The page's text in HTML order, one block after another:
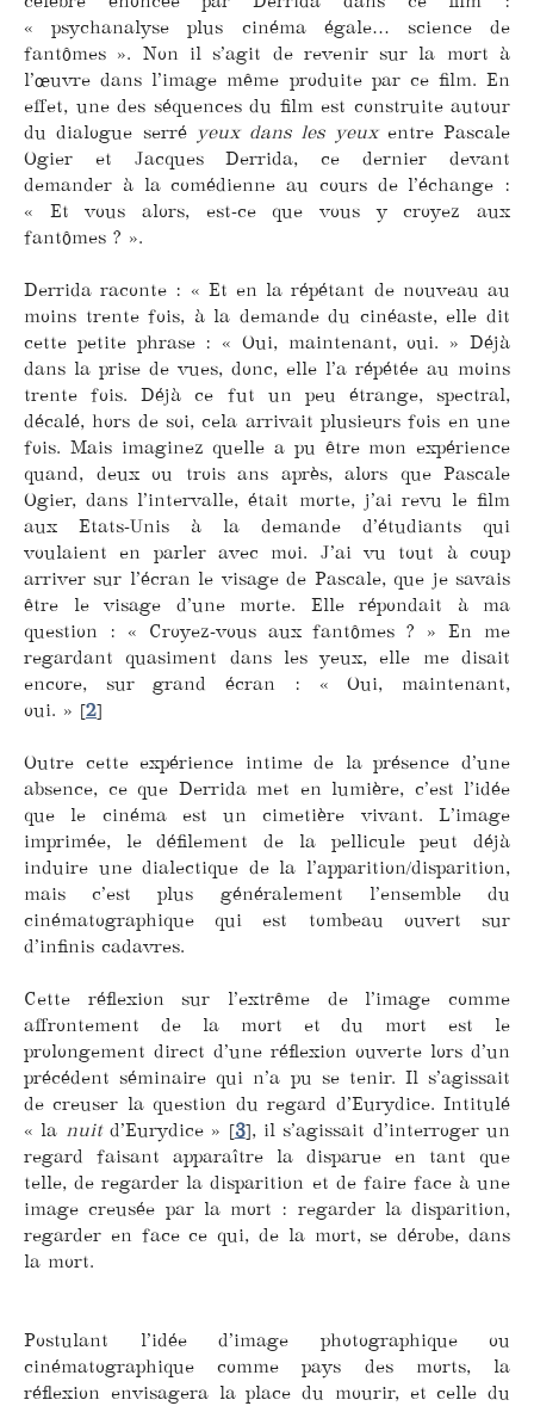
« psychanalyse plus cinéma égale… science de
fantômes ». Non il s’agit de revenir sur la mort à
l’œuvre dans l’image même produite par ce film. En
effet, une des séquences du film est construite autour
du dialogue serré yeux dans les yeuxentre Pascale
Ogier et Jacques Derrida, ce dernier devant
demander à la comédienne au cours de l’échange :
« Et vous alors, est-ce que vous y croyez aux
fantômes ? ».
Derrida raconte : « Et en la répétant de nouveau au
moins trente fois, à la demande du cinéaste, elle dit
cette petite phrase : « Oui, maintenant, oui. » Déjà
dans la prise de vues, donc, elle l’a répétée au moins
trente fois. Déjà ce fut un peu étrange, spectral,
décalé, hors de soi, cela arrivait plusieurs fois en une
fois. Mais imaginez quelle a pu être mon expérience
quand, deux ou trois ans après, alors que Pascale
Ogier, dans l’intervalle, était morte, j’ai revu le film
aux Etats-Unis à la demande d’étudiants qui
voulaient en parler avec moi. J’ai vu tout à coup
arriver sur l’écran le visage de Pascale, que je savais
être le visage d’une morte. Elle répondait à ma
question : « Croyez-vous aux fantômes ? » En me
regardant quasiment dans les yeux, elle me disait
encore, sur grand écran : « Oui, maintenant,
oui. » [2]
Outre cette expérience intime de la présence d’une
absence, ce que Derrida met en lumière, c’est l’idée
que le cinéma est un cimetière vivant. L’image
imprimée, le défilement de la pellicule peut déjà
induire une dialectique de la l’apparition/disparition,
mais c’est plus généralement l’ensemble du
cinématographique qui est tombeau ouvert sur
d’infinis cadavres.
Cette réflexion sur l’extrême de l’image comme
affrontement de la mort et du mort est le
prolongement direct d’une réflexion ouverte lors d’un
précédent séminaire qui n’a pu se tenir. Il s’agissait
de creuser la question du regard d’Eurydice. Intitulé
« la nuitd’Eurydice » [3], il s’agissait d’interroger un
regard faisant apparaître la disparue en tant que
telle, de regarder la disparition et de faire face à une
image creusée par la mort : regarder la disparition,
regarder en face ce qui, de la mort, se dérobe, dans
la mort.
Postulant l’idée d’image photographique ou
cinématographique comme pays des morts, la
réflexion envisagera la place du mourir, et celle du